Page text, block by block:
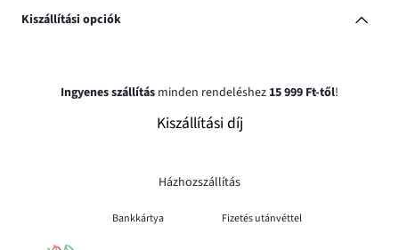
Kiszállítási opciók
Ingyenes szállítás minden rendeléshez 15 999 Ft-től!
Kiszállítási díj
Házhozszállítás
Bankkártya Fizetés utánvéttel